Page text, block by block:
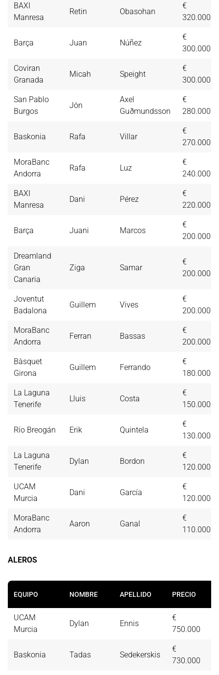
BAXI
Manresa
Retin Obasohan
€
320.000
Barça Juan Núñez
€
300.000
Coviran
Granada
Micah Speight
€
300.000
San Pablo
Burgos
Jón
Axel
Guðmundsson
€
280.000
Baskonia Rafa Villar
€
270.000
MoraBanc
Andorra
Rafa Luz
€
240.000
BAXI
Manresa
Dani Pérez
€
220.000
Barça Juani Marcos
€
200.000
Dreamland
Gran
Canaria
Ziga Samar
€
200.000
Joventut
Badalona
Guillem Vives
€
200.000
MoraBanc
Andorra
Ferran Bassas
€
200.000
Bàsquet
Girona
Guillem Ferrando
€
180.000
La Laguna
Tenerife
Lluis Costa
€
150.000
Río Breogán Erik Quintela
€
130.000
La Laguna
Tenerife
Dylan Bordon
€
120.000
UCAM
Murcia
Dani García
€
120.000
MoraBanc
Andorra
Aaron Ganal
€
110.000
ALEROS
EQUIPO NOMBRE APELLIDO PRECIO
UCAM
Murcia
Dylan Ennis
€
750.000
Baskonia Tadas Sedekerskis
€
730.000